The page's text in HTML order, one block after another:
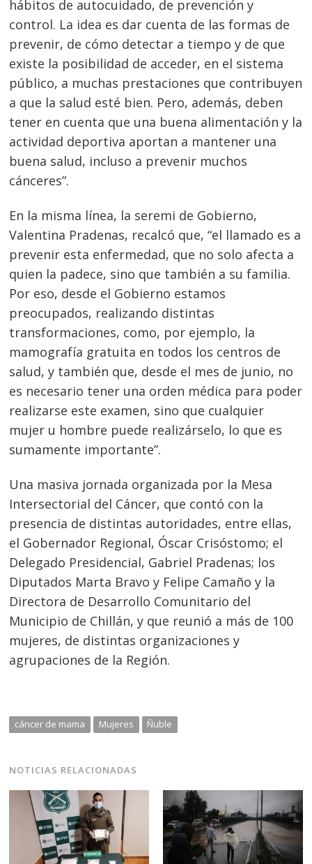
hábitos de autocuidado, de prevención y
control. La idea es dar cuenta de las formas de
prevenir, de cómo detectar a tiempo y de que
existe la posibilidad de acceder, en el sistema
público, a muchas prestaciones que contribuyen
a que la salud esté bien. Pero, además, deben
tener en cuenta que una buena alimentación y la
actividad deportiva aportan a mantener una
buena salud, incluso a prevenir muchos
cánceres”.
En la misma línea, la seremi de Gobierno,
Valentina Pradenas, recalcó que, “el llamado es a
prevenir esta enfermedad, que no solo afecta a
quien la padece, sino que también a su familia.
Por eso, desde el Gobierno estamos
preocupados, realizando distintas
transformaciones, como, por ejemplo, la
mamografía gratuita en todos los centros de
salud, y también que, desde el mes de junio, no
es necesario tener una orden médica para poder
realizarse este examen, sino que cualquier
mujer u hombre puede realizárselo, lo que es
sumamente importante”.
Una masiva jornada organizada por la Mesa
Intersectorial del Cáncer, que contó con la
presencia de distintas autoridades, entre ellas,
el Gobernador Regional, Óscar Crisóstomo; el
Delegado Presidencial, Gabriel Pradenas; los
Diputados Marta Bravo y Felipe Camaño y la
Directora de Desarrollo Comunitario del
Municipio de Chillán, y que reunió a más de 100
mujeres, de distintas organizaciones y
agrupaciones de la Región.
cáncer de mama Mujeres Ñuble
NOTICIAS RELACIONADAS